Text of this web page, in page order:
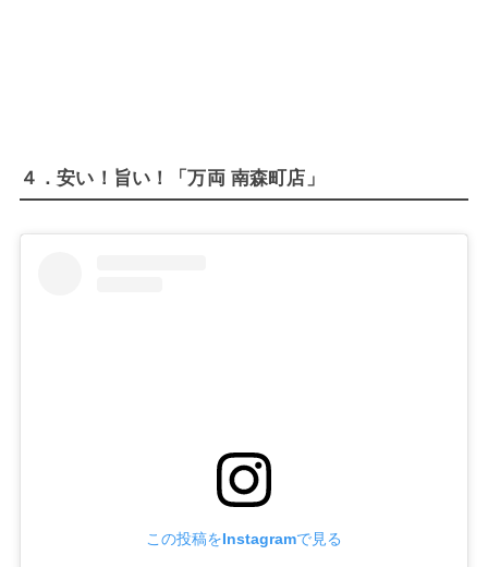
４．安い！旨い！「万両 南森町店」
この投稿をInstagramで見る